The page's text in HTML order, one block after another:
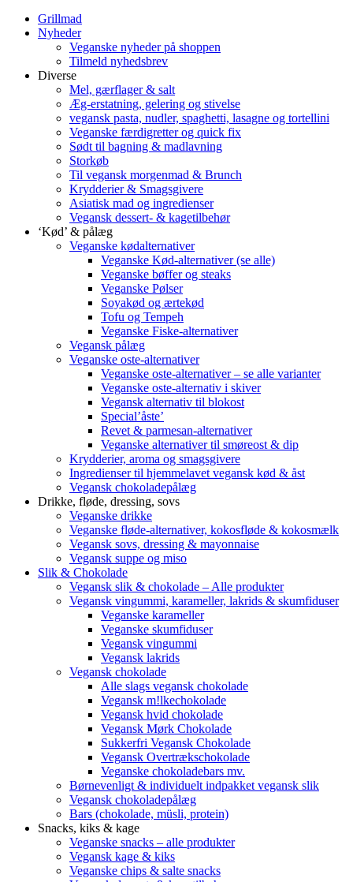
Grillmad
Nyheder
Veganske nyheder på shoppen
Tilmeld nyhedsbrev
Diverse
Mel, gærflager & salt
Æg-erstatning, gelering og stivelse
vegansk pasta, nudler, spaghetti, lasagne og tortellini
Veganske færdigretter og quick fix
Sødt til bagning & madlavning
Storkøb
Til vegansk morgenmad & Brunch
Krydderier & Smagsgivere
Asiatisk mad og ingredienser
Vegansk dessert- & kagetilbehør
‘Kød’ & pålæg
Veganske kødalternativer
Veganske Kød-alternativer (se alle)
Veganske bøffer og steaks
Veganske Pølser
Soyakød og ærtekød
Tofu og Tempeh
Veganske Fiske-alternativer
Vegansk pålæg
Veganske oste-alternativer
Veganske oste-alternativer – se alle varianter
Veganske oste-alternativ i skiver
Vegansk alternativ til blokost
Special’åste’
Revet & parmesan-alternativer
Veganske alternativer til smøreost & dip
Krydderier, aroma og smagsgivere
Ingredienser til hjemmelavet vegansk kød & åst
Vegansk chokoladepålæg
Drikke, fløde, dressing, sovs
Veganske drikke
Veganske fløde-alternativer, kokosfløde & kokosmælk
Vegansk sovs, dressing & mayonnaise
Vegansk suppe og miso
Slik & Chokolade
Vegansk slik & chokolade – Alle produkter
Vegansk vingummi, karameller, lakrids & skumfiduser
Veganske karameller
Veganske skumfiduser
Vegansk vingummi
Vegansk lakrids
Vegansk chokolade
Alle slags vegansk chokolade
Vegansk m!lkechokolade
Vegansk hvid chokolade
Vegansk Mørk Chokolade
Sukkerfri Vegansk Chokolade
Vegansk Overtrækschokolade
Veganske chokoladebars mv.
Børnevenligt & individuelt indpakket vegansk slik
Vegansk chokoladepålæg
Bars (chokolade, müsli, protein)
Snacks, kiks & kage
Veganske snacks – alle produkter
Vegansk kage & kiks
Veganske chips & salte snacks